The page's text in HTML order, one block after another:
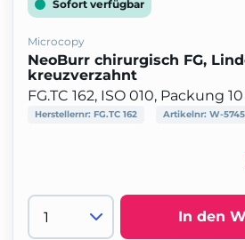
Sofort verfügbar
Microcopy
NeoBurr chirurgisch FG,
kreuzverzahnt
FG.TC 162, ISO 010, Packung
Herstellernr: FG.TC 162 Artikelnr: W-
In den